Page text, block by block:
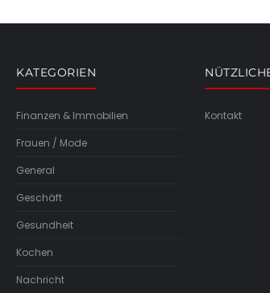
KATEGORIEN
Finanzen & Immobilien
Frauen / Mode
General
Geschäft
Gesundheit
Kochen
Nachricht
Kontakt